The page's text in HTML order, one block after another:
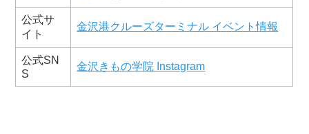
公式サ
イト
金沢港クルーズターミナル イベント情報
公式SN
S
金沢きもの学院 Instagram